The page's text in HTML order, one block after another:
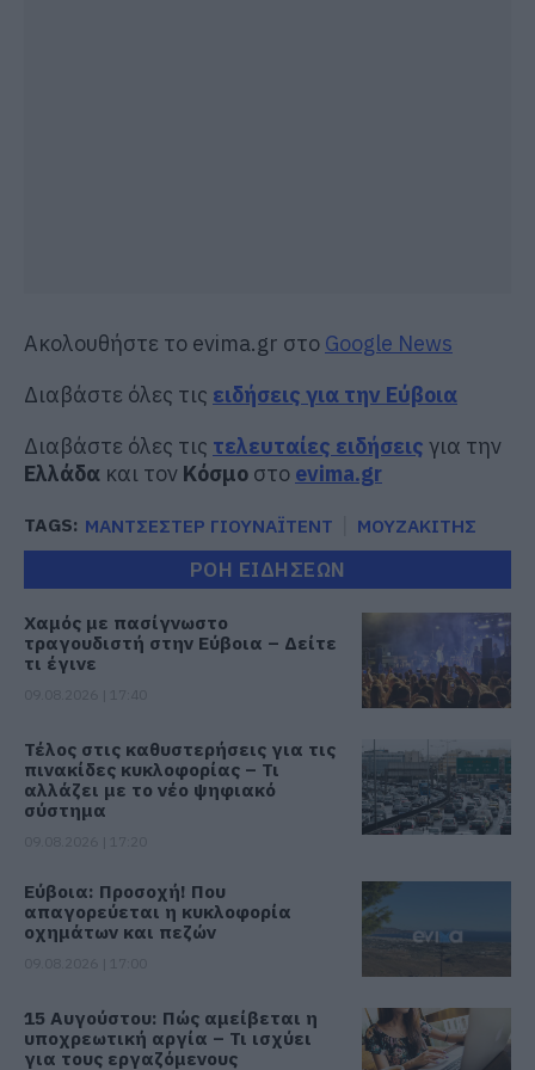
Ακολουθήστε το evima.gr στο Google News
Διαβάστε όλες τις ειδήσεις για την Εύβοια
Διαβάστε όλες τις τελευταίες ειδήσεις για την
Ελλάδα και τον Κόσμο στο evima.gr
TAGS: ΜΑΝΤΣΕΣΤΕΡ ΓΙΟΥΝΑΪΤΕΝΤ ΜΟΥΖΑΚΙΤΗΣ
ΡΟΗ ΕΙΔΗΣΕΩΝ
Χαμός με πασίγνωστο
τραγουδιστή στην Εύβοια – Δείτε
τι έγινε
Τέλος στις καθυστερήσεις για τις
πινακίδες κυκλοφορίας – Τι
αλλάζει με το νέο ψηφιακό
σύστημα
Εύβοια: Προσοχή! Που
απαγορεύεται η κυκλοφορία
οχημάτων και πεζών
15 Αυγούστου: Πώς αμείβεται η
υποχρεωτική αργία – Τι ισχύει
για τους εργαζόμενους